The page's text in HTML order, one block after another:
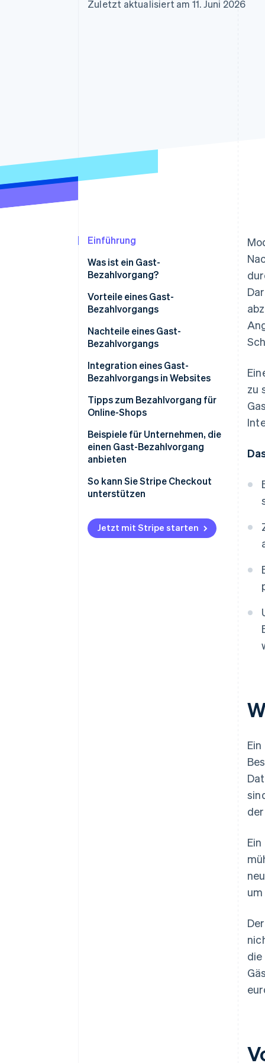
Zuletzt aktualisiert am 11. Juni 2026
Einführung
Was ist ein Gast-
Bezahlvorgang?
Vorteile eines Gast-
Bezahlvorgangs
Nachteile eines Gast-
Bezahlvorgangs
Integration eines Gast-
Bezahlvorgangs in Websites
Tipps zum Bezahlvorgang für
Online-Shops
Beispiele für Unternehmen, die
einen Gast-Bezahlvorgang
anbieten
So kann Sie Stripe Checkout
unterstützen
Jetzt mit Stripe starten
zu